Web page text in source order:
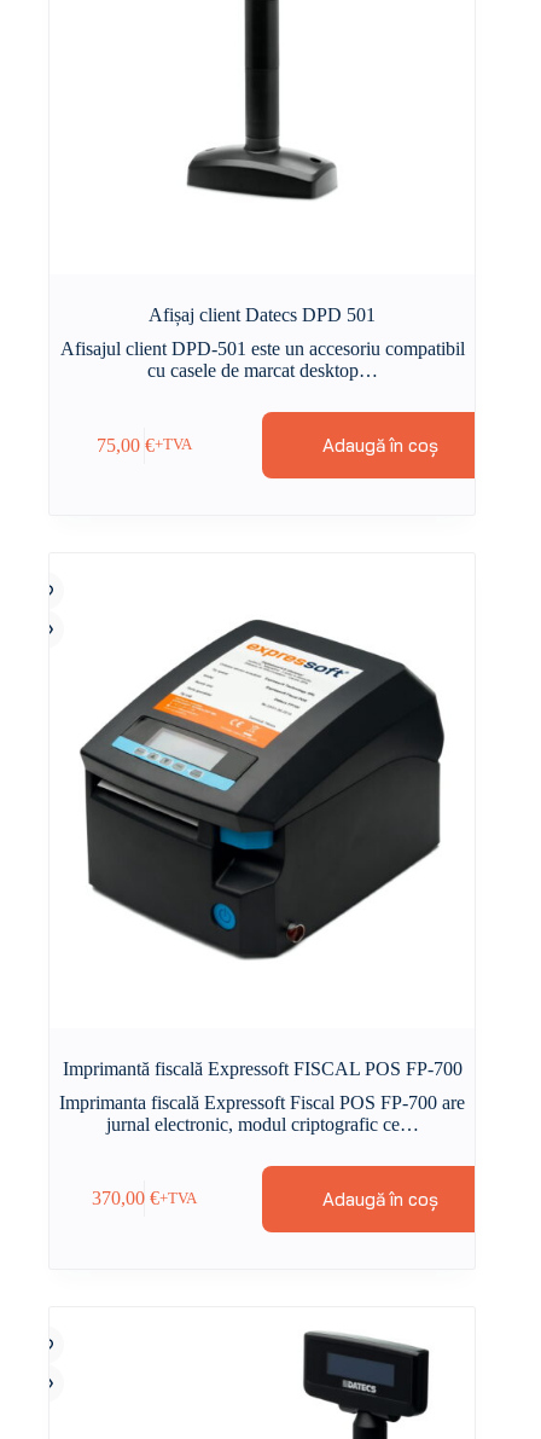
Afișaj client Datecs DPD 501
Afisajul client DPD-501 este un accesoriu compatibil
cu casele de marcat desktop…
75,00 €+TVA Adaugă în coș
Imprimantă fiscală Expressoft FISCAL POS FP-700
Imprimanta fiscală Expressoft Fiscal POS FP-700 are
jurnal electronic, modul criptografic ce…
370,00 €+TVA Adaugă în coș